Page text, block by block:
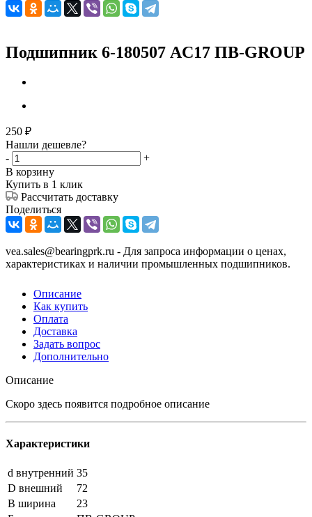
Подшипник 6-180507 AC17 ПВ-GROUP
250 ₽
Нашли дешевле?
-
+
В корзину
Купить в 1 клик
Рассчитать доставку
Поделиться
vea.sales@bearingprk.ru - Для запроса информации о ценах,
характеристиках и наличии промышленных подшипников.
Описание
Как купить
Оплата
Доставка
Задать вопрос
Дополнительно
Описание
Скоро здесь появится подробное описание
Характеристики
d внутренний 35
D внешний
72
B ширина
23